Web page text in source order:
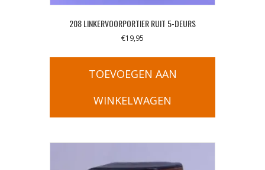
208 LINKERVOORPORTIER RUIT 5-DEURS
€19,95
TOEVOEGEN AAN
WINKELWAGEN